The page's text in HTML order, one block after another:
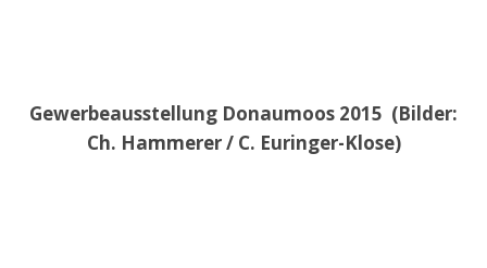
Gewerbeausstellung Donaumoos 2015 (Bilder:
Ch. Hammerer / C. Euringer-Klose)